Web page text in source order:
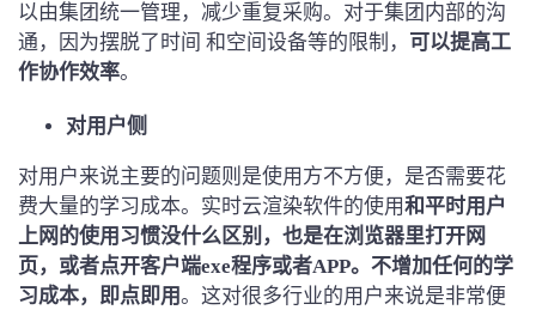
以由集团统一管理，减少重复采购。对于集团内部的沟
通，因为摆脱了时间 和空间设备等的限制， 可以提高工
作协作效率。
对用户侧
对用户来说主要的问题则是使用方不方便，是否需要花
费大量的学习成本。实时云渲染软件的使用和平时用户
上网的使用习惯没什么区别，也是在浏览器里打开网
页，或者点开客户端exe程序或者APP。不增加任何的学
习成本，即点即用。这对很多行业的用户来说是非常便